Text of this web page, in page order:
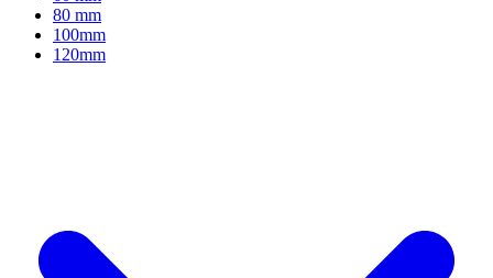
80 mm
100mm
120mm